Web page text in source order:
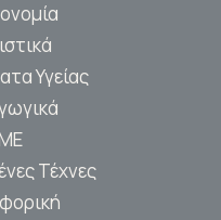
Υγείας
Τέχνες